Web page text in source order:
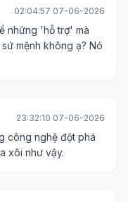
02:04:57 07-06-2026
những 'hỗ trợ' mà
mệnh không ạ? Nó
23:32:10 07-06-2026
công nghệ đột phá
xôi như vậy.